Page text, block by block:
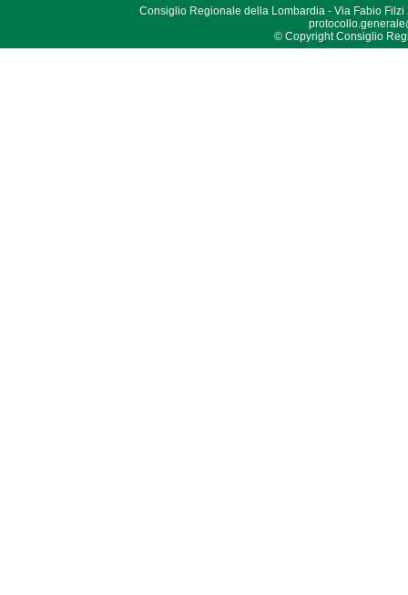
Consiglio Regionale della Lombardia - Via Fabio Filzi
© Copyright Consiglio